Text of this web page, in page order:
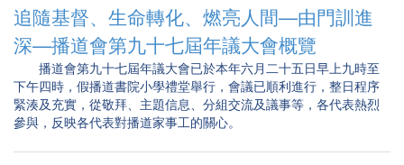
追隨基督、生命轉化、燃亮人間—由門訓進
深—播道會第九十七屆年議大會概覽
播道會第九十七屆年議大會已於本年六月二十五日早上九時至
下午四時，假播道書院小學禮堂舉行，會議已順利進行，整日程序
緊湊及充實，從敬拜、主題信息、分組交流及議事等，各代表熱烈
參與，反映各代表對播道家事工的關心。